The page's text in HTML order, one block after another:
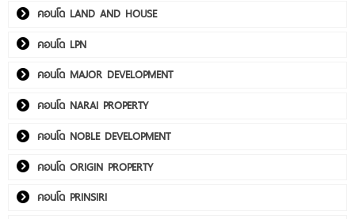
คอนโด LAND AND HOUSE
คอนโด LPN
คอนโด MAJOR DEVELOPMENT
คอนโด NARAI PROPERTY
คอนโด NOBLE DEVELOPMENT
คอนโด ORIGIN PROPERTY
คอนโด PRINSIRI